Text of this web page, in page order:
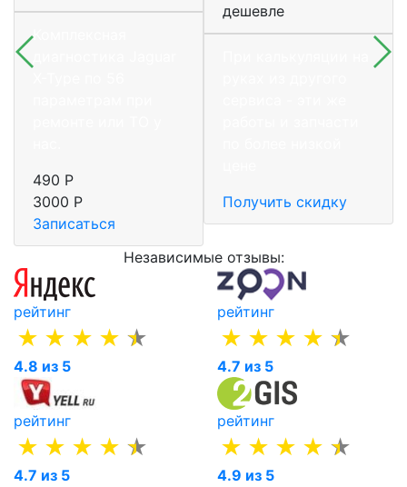
Комплексная
490 Р
3000 Р
Записаться
дешевле
Получить скидку
Независимые отзывы:
рейтинг
4.8 из 5
рейтинг
4.7 из 5
рейтинг
4.7 из 5
рейтинг
4.9 из 5